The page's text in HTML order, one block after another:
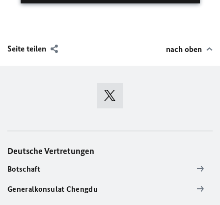
Seite teilen nach oben
Deutsche Vertretungen
Botschaft
Generalkonsulat Chengdu